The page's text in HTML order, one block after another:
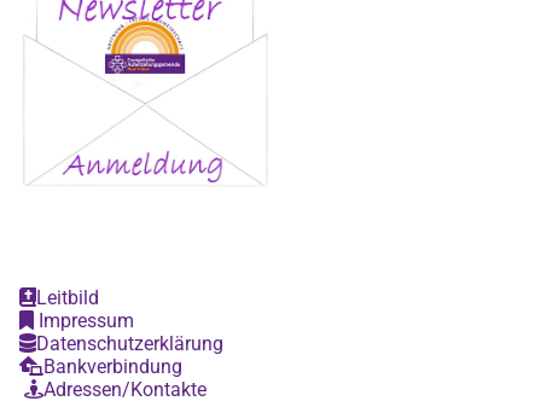
Leitbild
Impressum
Datenschutzerklärung
Bankverbindung
Adressen/Kontakte